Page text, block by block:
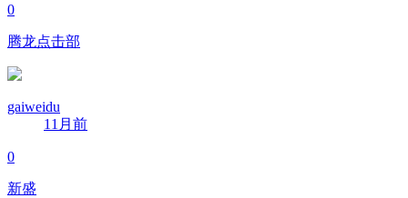
0
腾龙点击部
gaiweidu
11月前
0
新盛